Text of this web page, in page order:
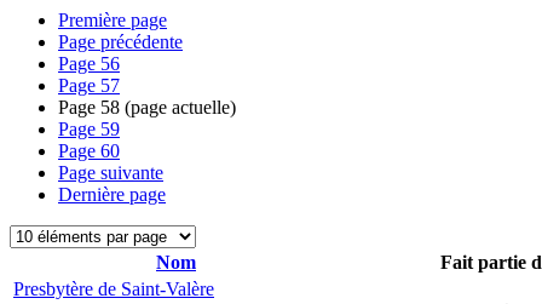
Première page
Page précédente
Page 56
Page 57
Page 58 (page actuelle)
Page 59
Page 60
Page suivante
Dernière page
Nom
Fait partie
Presbytère de Saint-Valère